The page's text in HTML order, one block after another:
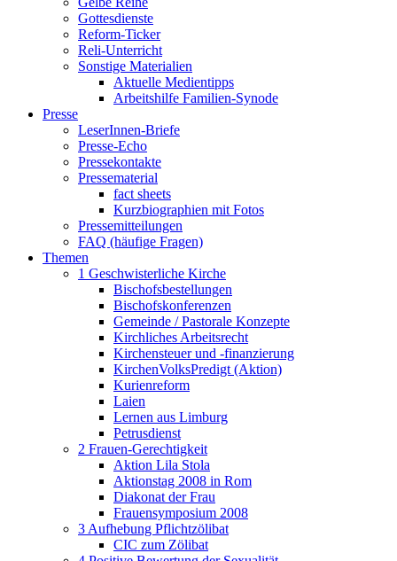
Gottesdienste
Reform-Ticker
Reli-Unterricht
Sonstige Materialien
Aktuelle Medientipps
Arbeitshilfe Familien-Synode
Presse
LeserInnen-Briefe
Presse-Echo
Pressekontakte
Pressematerial
fact sheets
Kurzbiographien mit Fotos
Pressemitteilungen
FAQ (häufige Fragen)
Themen
1 Geschwisterliche Kirche
Bischofsbestellungen
Bischofskonferenzen
Gemeinde / Pastorale Konzepte
Kirchliches Arbeitsrecht
Kirchensteuer und -finanzierung
KirchenVolksPredigt (Aktion)
Kurienreform
Laien
Lernen aus Limburg
Petrusdienst
2 Frauen-Gerechtigkeit
Aktion Lila Stola
Aktionstag 2008 in Rom
Diakonat der Frau
Frauensymposium 2008
3 Aufhebung Pflichtzölibat
CIC zum Zölibat